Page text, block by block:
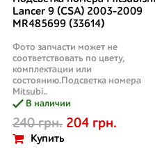
Lancer 9 (CSA) 2003-2009
MR485699 (33614)
Фото запчасти может не
соответствовать по цвету,
комплектации или
состоянию.Подсветка номера
Mitsubi..
В наличии
240 грн. 204 грн.
Купить